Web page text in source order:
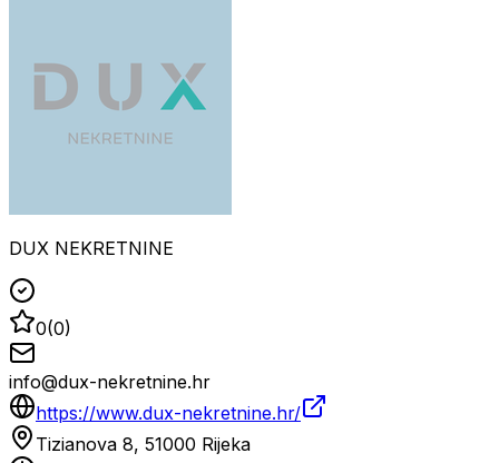
DUX NEKRETNINE
0(0)
info@dux-nekretnine.hr
https://www.dux-nekretnine.hr/
Tizianova 8, 51000 Rijeka